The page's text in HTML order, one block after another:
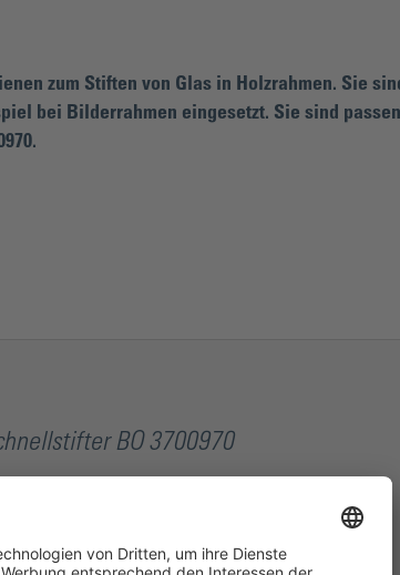
zum Stiften von Glas in Holzrahmen. Sie
bei Bilderrahmen eingesetzt. Sie sind
BO 3700970